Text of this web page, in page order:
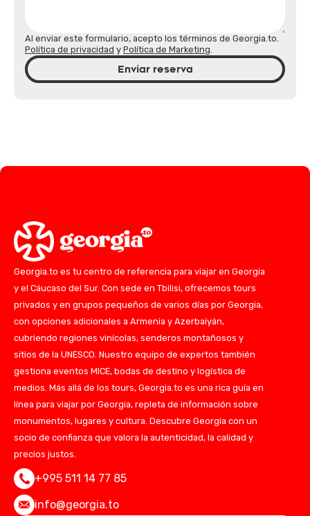
Al enviar este formulario, acepto los términos de Georgia.to.
Política de privacidad y Política de Marketing.
Enviar reserva
Georgia.to es tu centro de referencia para viajar en Georgia
y el Cáucaso del Sur. Con sede en Tbilisi, ofrecemos tours
privados y en grupos pequeños de varios días por Georgia,
con opciones adicionales a Armenia y Azerbaiyán,
cubriendo regiones vinícolas, senderos montañosos y
sitios de la UNESCO. Nuestro equipo de expertos también
gestiona eventos MICE, bodas de destino y logística de
medios. Más allá de los tours, Georgia.to es una rica guía en
línea para viajar por Georgia, repleta de información sobre
monumentos, lugares y cultura. Descubre Georgia con un
socio de confianza que valora la autenticidad, la calidad y
precios justos.
+995 511 14 77 85
info@georgia.to